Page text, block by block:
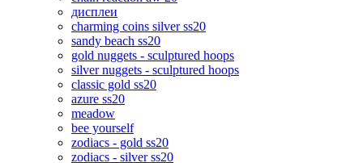
дисплеи
charming coins silver ss20
sandy beach ss20
gold nuggets - sculptured hoops
silver nuggets - sculptured hoops
classic gold ss20
azure ss20
meadow
bee yourself
zodiacs - gold ss20
zodiacs - silver ss20